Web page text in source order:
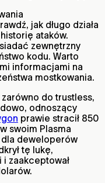
jak długo działa
ataków.
zewnętrzny
kodu. Warto
informacjami na
mostkowania.
zarówno do trustless,
odnoszący
prawie stracił 850
swoim Plasma
dla deweloperów
tę lukę,
i zaakceptował